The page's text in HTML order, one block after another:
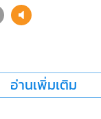
ไปควบคุมฟ้าฝนถึงเ
ฝนที่งานใหญ่ของ
องบินส่วนตัว เขาจะ
อ่านเพิ่มเติม